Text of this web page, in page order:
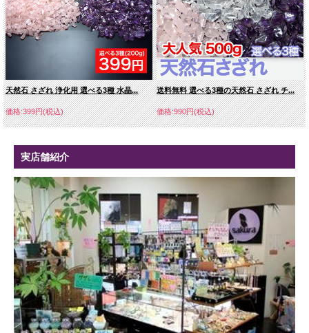
天然石 さざれ 浄化用 選べる3種 水晶...
価格:399円(税込)
送料無料 選べる3種の天然石 さざれ チ...
価格:990円(税込)
実店舗紹介